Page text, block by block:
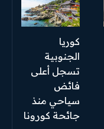
كوريا
الجنوبية
تسجل أعلى
فائض
سياحي منذ
جائحة كورونا